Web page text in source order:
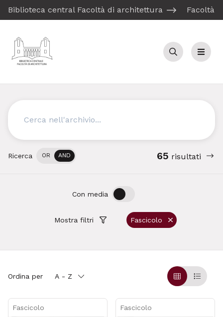
Biblioteca central Facoltà di architettura Facoltà
Cerca Menu
Cerca
Ricerca OR AND 65 risultati
Mostra filtri Fascicolo
Con media OFF
Ordina per A - Z
GrigliaTable
Fascicolo Fascicolo